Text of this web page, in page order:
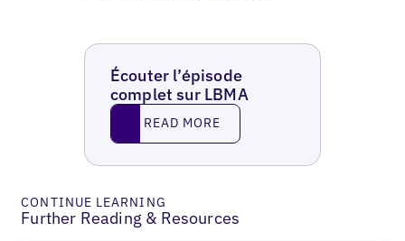
Écouter l’épisode
complet sur LBMA
Read MoreREAD MORE
CONTINUE LEARNING
Further Reading & Resources